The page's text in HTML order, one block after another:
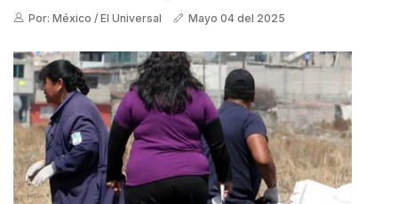
Por: México / El Universal Mayo 04 del 2025